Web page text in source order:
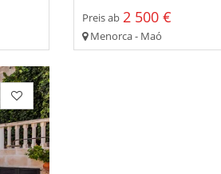
Preis ab 2 500 €
Menorca - Maó